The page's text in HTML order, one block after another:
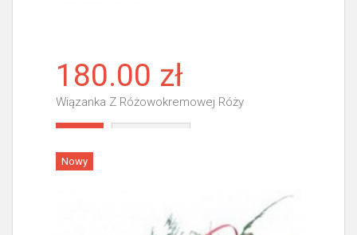
180.00 zł
Wiązanka Z Różowokremowej Róży
Nowy